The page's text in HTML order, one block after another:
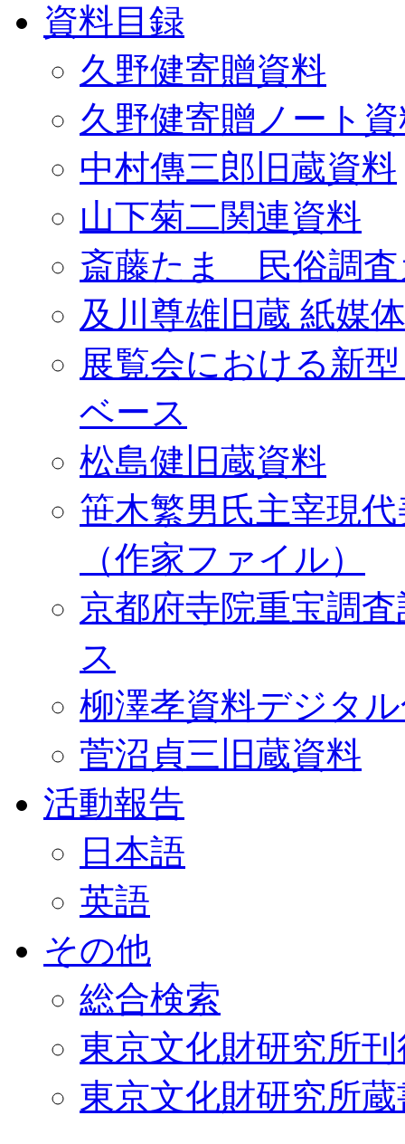
資料目録
久野健寄贈資料
久野健寄贈ノート
中村傳三郎旧蔵資料
山下菊二関連資料
斎藤たま 民俗調査
及川尊雄旧蔵 紙媒
展覧会における新
ベース
松島健旧蔵資料
笹木繁男氏主宰現
（作家ファイル）
京都府寺院重宝調
ス
柳澤孝資料デジタ
菅沼貞三旧蔵資料
活動報告
日本語
英語
その他
総合検索
東京文化財研究所
東京文化財研究所